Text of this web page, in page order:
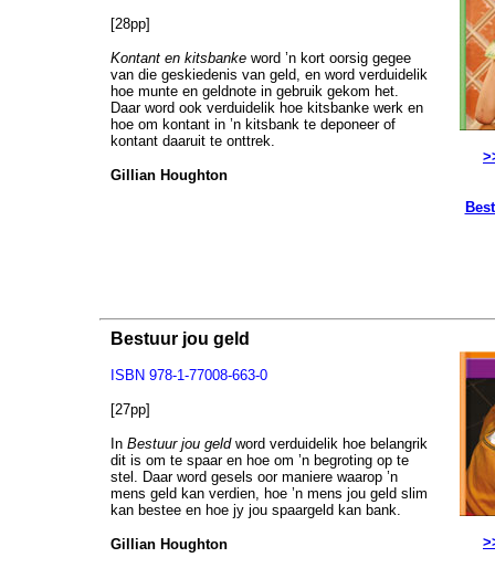
[28pp]
Kontant en kitsbanke word ’n kort oorsig gegee
van die geskiedenis van geld, en word verduidelik
hoe munte en geldnote in gebruik gekom het.
Daar word ook verduidelik hoe kitsbanke werk en
hoe om kontant in ’n kitsbank te deponeer of
kontant daaruit te onttrek.
Gillian Houghton
Bestuur jou geld
ISBN 978-1-77008-663-0
[27pp]
In Bestuur jou geldword verduidelik hoe belangrik
dit is om te spaar en hoe om ’n begroting op te
stel. Daar word gesels oor maniere waarop ’n
mens geld kan verdien, hoe ’n mens jou geld slim
kan bestee en hoe jy jou spaargeld kan bank.
Gillian Houghton